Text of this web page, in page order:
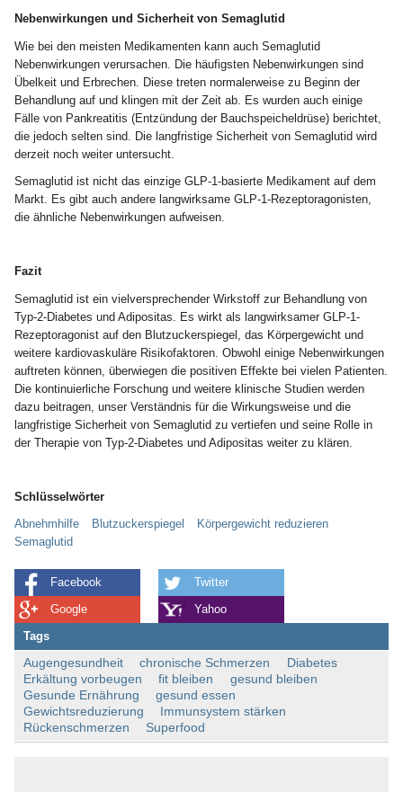
Nebenwirkungen und Sicherheit von Semaglutid
Wie bei den meisten Medikamenten kann auch Semaglutid
Nebenwirkungen verursachen. Die häufigsten Nebenwirkungen sind
Übelkeit und Erbrechen. Diese treten normalerweise zu Beginn der
Behandlung auf und klingen mit der Zeit ab. Es wurden auch einige
Fälle von Pankreatitis (Entzündung der Bauchspeicheldrüse) berichtet,
die jedoch selten sind. Die langfristige Sicherheit von Semaglutid wird
derzeit noch weiter untersucht.
Semaglutid ist nicht das einzige GLP-1-basierte Medikament auf dem
Markt. Es gibt auch andere langwirksame GLP-1-Rezeptoragonisten,
die ähnliche Nebenwirkungen aufweisen.
Fazit
Semaglutid ist ein vielversprechender Wirkstoff zur Behandlung von
Typ-2-Diabetes und Adipositas. Es wirkt als langwirksamer GLP-1-
Rezeptoragonist auf den Blutzuckerspiegel, das Körpergewicht und
weitere kardiovaskuläre Risikofaktoren. Obwohl einige Nebenwirkungen
auftreten können, überwiegen die positiven Effekte bei vielen Patienten.
Die kontinuierliche Forschung und weitere klinische Studien werden
dazu beitragen, unser Verständnis für die Wirkungsweise und die
langfristige Sicherheit von Semaglutid zu vertiefen und seine Rolle in
der Therapie von Typ-2-Diabetes und Adipositas weiter zu klären.
Schlüsselwörter
Abnehmhilfe Blutzuckerspiegel
Körpergewicht reduzieren
Semaglutid
Facebook
Twitter
Google
Yahoo
Tags
Augengesundheit chronische Schmerzen
Diabetes
Erkältung vorbeugen
fit bleiben
gesund bleiben
Gesunde Ernährung
gesund essen
Gewichtsreduzierung
Immunsystem stärken
Rückenschmerzen
Superfood